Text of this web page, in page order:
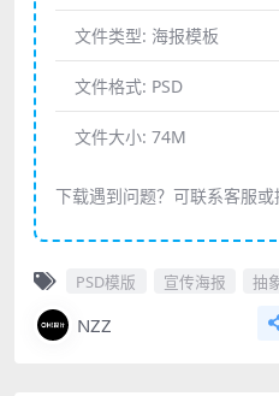
文件类型: 海报模板
文件格式: PSD
文件大小: 74M
下载遇到问题？可联系客服
PSD模版 宣传海报 抽
NZZ